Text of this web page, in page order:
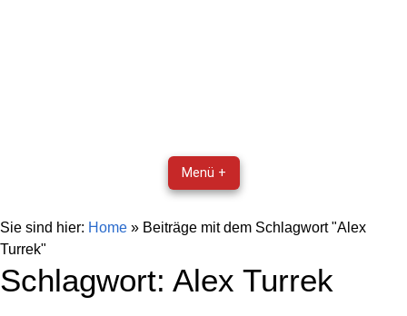
Menü +
Sie sind hier: Home » Beiträge mit dem Schlagwort "Alex
Turrek"
Schlagwort: Alex Turrek